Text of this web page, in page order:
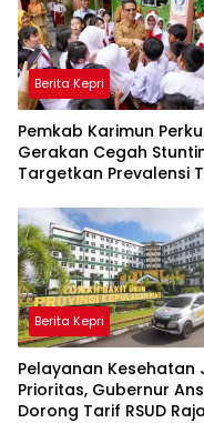
Berita Kepri
Pemkab Karimun
Gerakan Cegah
Targetkan Prevalensi
Berita Kepri
Pelayanan Kesehatan
Prioritas, Gubernur
Dorong Tarif RSUD Raja